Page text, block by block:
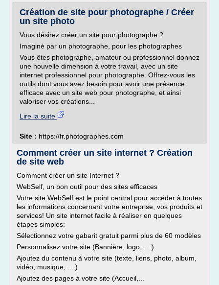
Création de site pour photographe / Créer
un site photo
Vous désirez créer un site pour photographe ?
Imaginé par un photographe, pour les photographes
Vous êtes photographe, amateur ou professionnel donnez
une nouvelle dimension à votre travail, avec un site
internet professionnel pour photographe. Offrez-vous les
outils dont vous avez besoin pour avoir une présence
efficace avec un site web pour photographe, et ainsi
valoriser vos créations...
Lire la suite
Site : https://fr.photographes.com
Comment créer un site internet ? Création
de site web
Comment créer un site Internet ?
WebSelf, un bon outil pour des sites efficaces
Votre site WebSelf est le point central pour accéder à toutes
les informations concernant votre entreprise, vos produits et
services! Un site internet facile à réaliser en quelques
étapes simples:
Sélectionnez votre gabarit gratuit parmi plus de 60 modèles
Personnalisez votre site (Bannière, logo, ....)
Ajoutez du contenu à votre site (texte, liens, photo, album,
vidéo, musique, ....)
Ajoutez des pages à votre site (Accueil,...